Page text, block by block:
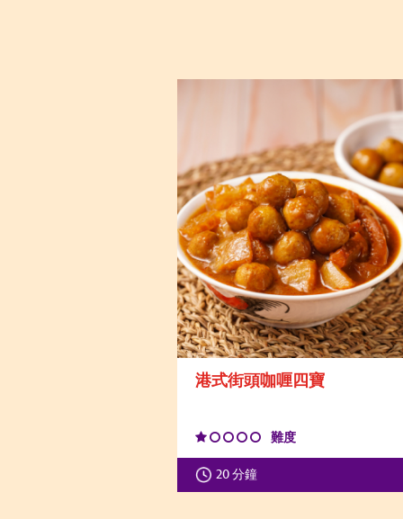
港式街頭咖喱四寶
難度
20 分鐘